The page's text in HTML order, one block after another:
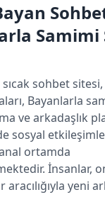
Samimi
sohbet
Bayanlarla
ve arkadaşlık
sosyal
ortamda
İnsanlar,
yeni